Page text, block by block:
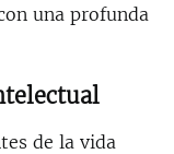
una profunda
de la vida